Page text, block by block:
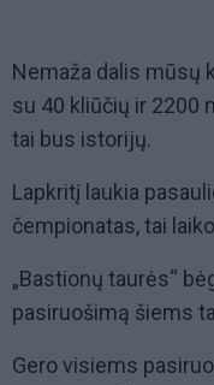
Nemaža dalis mūsų
su 40 kliūčių ir 2200
tai bus istorijų.
Lapkritį laukia
čempionatas, tai
„Bastionų taurės“
pasiruošimą šiems
Gero visiems